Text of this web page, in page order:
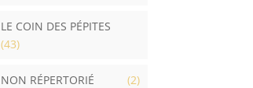
LE COIN DES PÉPITES
(43)
NON RÉPERTORIÉ (2)